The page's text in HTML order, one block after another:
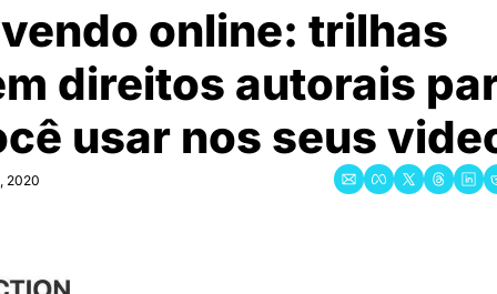
online: trilhas
direitos autorais
usar nos seus
2020